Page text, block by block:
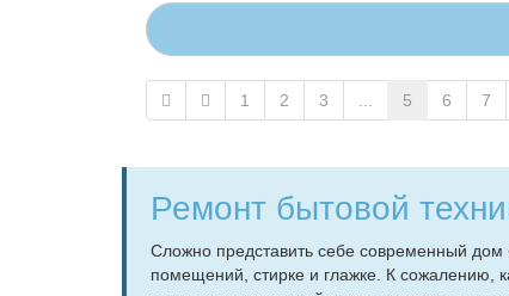
1 2 3 5 6 7
Ремонт бытовой
Сложно представить себе современный
помещений, стирке и глажке. К сожалению,